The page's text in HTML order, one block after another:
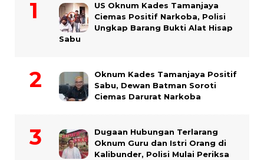
US Oknum Kades Tamanjaya
Ciemas Positif Narkoba, Polisi
Ungkap Barang Bukti Alat Hisap
Sabu
Oknum Kades Tamanjaya Positif
Sabu, Dewan Batman Soroti
Ciemas Darurat Narkoba
Dugaan Hubungan Terlarang
Oknum Guru dan Istri Orang di
Kalibunder, Polisi Mulai Periksa